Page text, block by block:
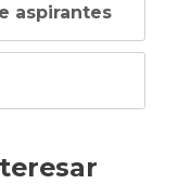
aspirantes